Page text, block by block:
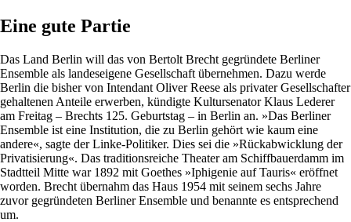
Eine gute Partie
Das Land Berlin will das von Bertolt Brecht gegründete Berliner
Ensemble als landeseigene Gesellschaft übernehmen. Dazu werde
Berlin die bisher von Intendant Oliver Reese als privater Gesellschafter
gehaltenen Anteile erwerben, kündigte Kultursenator Klaus Lederer
am Freitag – Brechts 125. Geburtstag – in Berlin an. »Das Berliner
Ensemble ist eine Institution, die zu Berlin gehört wie kaum eine
andere«, sagte der Linke-Politiker. Dies sei die »Rückabwicklung der
Privatisierung«. Das traditionsreiche Theater am Schiffbauerdamm im
Stadtteil Mitte war 1892 mit Goethes »Iphigenie auf Tauris« eröffnet
worden. Brecht übernahm das Haus 1954 mit seinem sechs Jahre
zuvor gegründeten Berliner Ensemble und benannte es entsprechend
um.